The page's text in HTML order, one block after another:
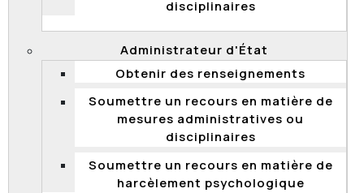
disciplinaires
Administrateur d'État
Obtenir des renseignements
Soumettre un recours en matière de
mesures administratives ou
disciplinaires
Soumettre un recours en matière de
harcèlement psychologique
collective. L’appelant est un fonctionnaire, mais il est
moment où la Directive est modifiée. La réorientation
de carrière de l’appelant à titre d’ingénieur syndiqué, le
6 septembre 2022, a entraîné l’absence de
compétence de la Commission pour ce recours.
La Commission souligne qu’elle est un tribunal
administratif qui n’a qu’une compétence d’attribution.
Elle ne peut donc exercer que la compétence qui lui est
accordée expressément par le législateur.